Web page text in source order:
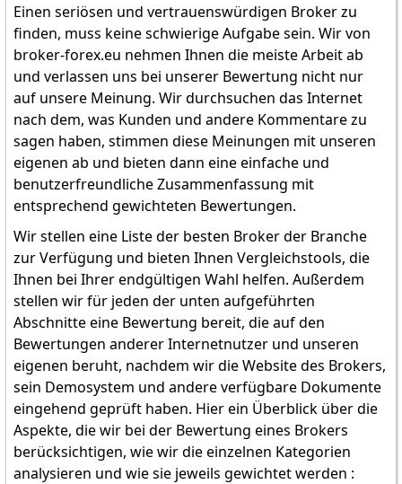
Einen seriösen und vertrauenswürdigen Broker zu
finden, muss keine schwierige Aufgabe sein. Wir von
broker-forex.eu nehmen Ihnen die meiste Arbeit ab
und verlassen uns bei unserer Bewertung nicht nur
auf unsere Meinung. Wir durchsuchen das Internet
nach dem, was Kunden und andere Kommentare zu
sagen haben, stimmen diese Meinungen mit unseren
eigenen ab und bieten dann eine einfache und
benutzerfreundliche Zusammenfassung mit
entsprechend gewichteten Bewertungen.
Wir stellen eine Liste der besten Broker der Branche
zur Verfügung und bieten Ihnen Vergleichstools, die
Ihnen bei Ihrer endgültigen Wahl helfen. Außerdem
stellen wir für jeden der unten aufgeführten
Abschnitte eine Bewertung bereit, die auf den
Bewertungen anderer Internetnutzer und unseren
eigenen beruht, nachdem wir die Website des Brokers,
sein Demosystem und andere verfügbare Dokumente
eingehend geprüft haben. Hier ein Überblick über die
Aspekte, die wir bei der Bewertung eines Brokers
berücksichtigen, wie wir die einzelnen Kategorien
analysieren und wie sie jeweils gewichtet werden :